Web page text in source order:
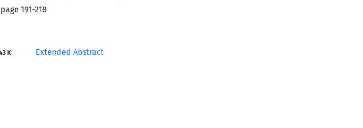
191-218
K Extended Abstract